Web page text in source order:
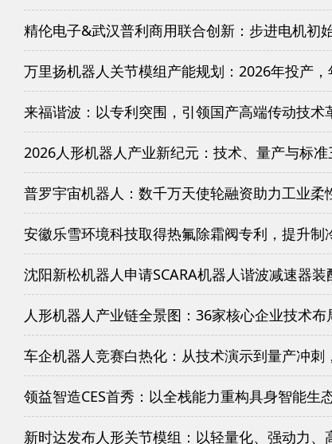
精伦电子&武汉普利商用联合创新：步进电机初
万里扬机器人关节模组产能规划：2026年投产
来福谐波：以专利突围，引领国产高端传动技术
2026人形机器人产业新纪元：技术、量产与标准
普罗宇宙机器人：数千万天使轮融资助力工业柔
安徽乐雪环境科技取得热氟除霜阀专利，提升制
沈阳新松机器人申请SCARA机器人谐波减速器
人形机器人产业链全景图：36家核心企业技术
车企机器人竞赛白热化：从技术演示到量产冲刺
领益智造CES首秀：以全栈能力重构具身智能生
新时达发布人形关节模组：以轻量化、强动力、